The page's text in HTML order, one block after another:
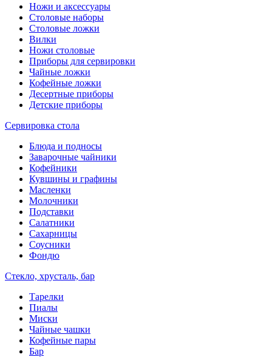
Ножи и аксессуары
Столовые наборы
Столовые ложки
Вилки
Ножи столовые
Приборы для сервировки
Чайные ложки
Кофейные ложки
Десертные приборы
Детские приборы
Сервировка стола
Блюда и подносы
Заварочные чайники
Кофейники
Кувшины и графины
Масленки
Молочники
Подставки
Салатники
Сахарницы
Соусники
Фондю
Стекло, хрусталь, бар
Тарелки
Пиалы
Миски
Чайные чашки
Кофейные пары
Бар